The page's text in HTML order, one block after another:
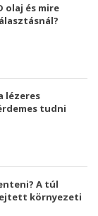
olaj és mire
lézeres
tudni
A túl
környezeti